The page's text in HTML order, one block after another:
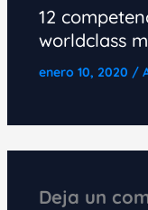
12
worldclass
enero 10, 2020 /
Deja un